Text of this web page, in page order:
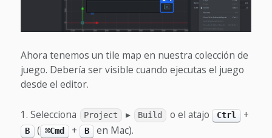
Ahora tenemos un tile map en nuestra colección de
juego. Debería ser visible cuando ejecutas el juego
desde el editor.
Selecciona Project ▸ Build o el atajo Ctrl +
B ( ⌘Cmd + B en Mac).